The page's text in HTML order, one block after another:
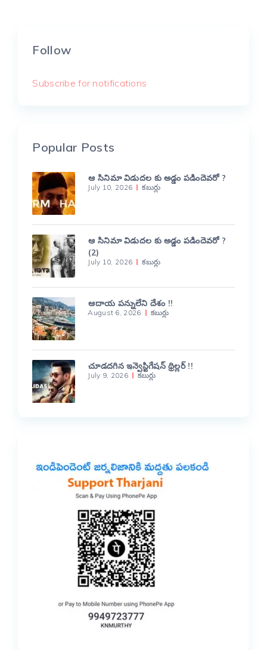
Follow
Subscribe for notifications
Popular Posts
ఆ సినిమా విడుదల కు అడ్డం పడిందెవరో ?
July 10, 2026 కబుర్లు
ఆ సినిమా విడుదల కు అడ్డం పడిందెవరో ?
(2)
July 10, 2026 కబుర్లు
ఆదాయ పన్నులేని దేశం !!
August 6, 2026 కబుర్లు
చూడదగిన ఇన్వెస్టిగేషన్ థ్రిల్లర్ !!
July 9, 2026 కబుర్లు